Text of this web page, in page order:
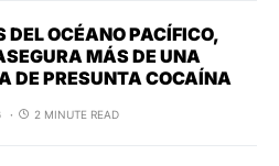
DEL OCÉANO PACÍFICO,
MÁS DE UNA
DE PRESUNTA COCAÍNA
2 MINUTE READ